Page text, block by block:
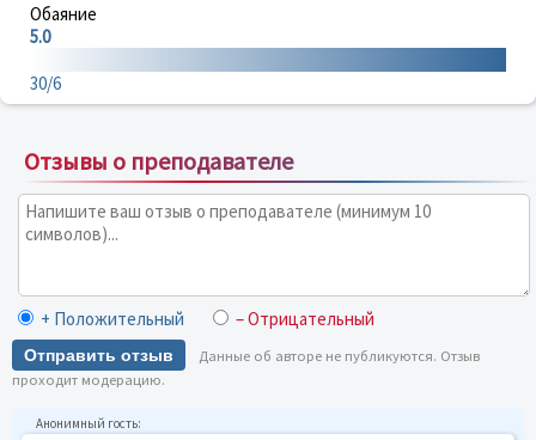
Обаяние
5.0
30/6
Отзывы о преподавателе
+ Положительный – Отрицательный
Отправить отзыв
Данные об авторе не публикуются. Отзыв
проходит модерацию.